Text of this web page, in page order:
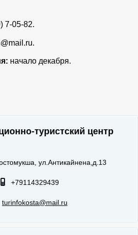
7-05-82.
начало декабря.
туристский центр
ул.Антикайнена,д.13
+79114329439
turinfokosta@mail.ru